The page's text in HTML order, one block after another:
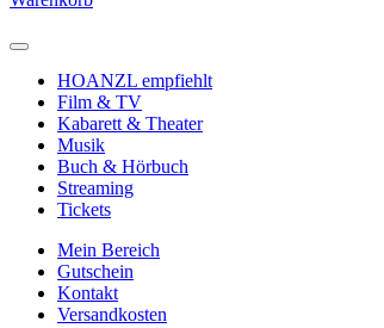
HOANZL empfiehlt
Film & TV
Kabarett & Theater
Musik
Buch & Hörbuch
Streaming
Tickets
Mein Bereich
Gutschein
Kontakt
Versandkosten